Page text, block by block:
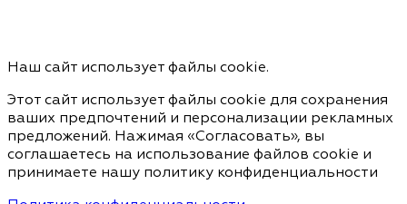
Наш сайт использует файлы cookie.
Этот сайт использует файлы cookie для сохранения
ваших предпочтений и персонализации рекламных
предложений. Нажимая «Согласовать», вы
соглашаетесь на использование файлов cookie и
принимаете нашу политику конфиденциальности